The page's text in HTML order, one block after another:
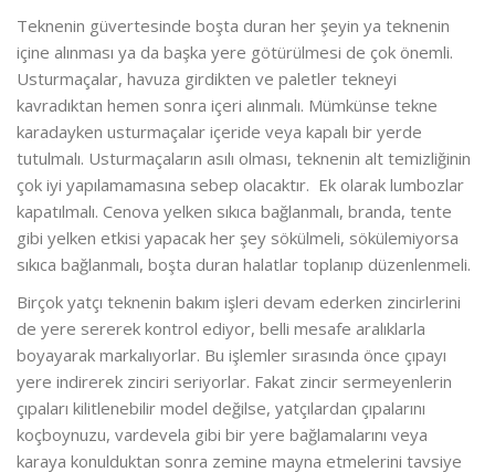
Teknenin güvertesinde boşta duran her şeyin ya teknenin
içine alınması ya da başka yere götürülmesi de çok önemli.
Usturmaçalar, havuza girdikten ve paletler tekneyi
kavradıktan hemen sonra içeri alınmalı. Mümkünse tekne
karadayken usturmaçalar içeride veya kapalı bir yerde
tutulmalı. Usturmaçaların asılı olması, teknenin alt temizliğinin
çok iyi yapılamamasına sebep olacaktır. Ek olarak lumbozlar
kapatılmalı. Cenova yelken sıkıca bağlanmalı, branda, tente
gibi yelken etkisi yapacak her şey sökülmeli, sökülemiyorsa
sıkıca bağlanmalı, boşta duran halatlar toplanıp düzenlenmeli.
Birçok yatçı teknenin bakım işleri devam ederken zincirlerini
de yere sererek kontrol ediyor, belli mesafe aralıklarla
boyayarak markalıyorlar. Bu işlemler sırasında önce çıpayı
yere indirerek zinciri seriyorlar. Fakat zincir sermeyenlerin
çıpaları kilitlenebilir model değilse, yatçılardan çıpalarını
koçboynuzu, vardevela gibi bir yere bağlamalarını veya
karaya konulduktan sonra zemine mayna etmelerini tavsiye